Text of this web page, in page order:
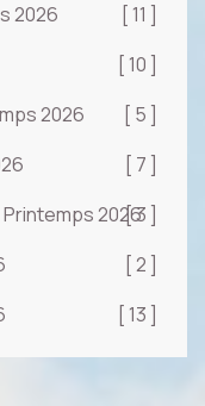
2026
[ 11 ]
[ 10 ]
2026
[ 5 ]
[ 7 ]
2026[ 3 ]
[ 2 ]
[ 13 ]